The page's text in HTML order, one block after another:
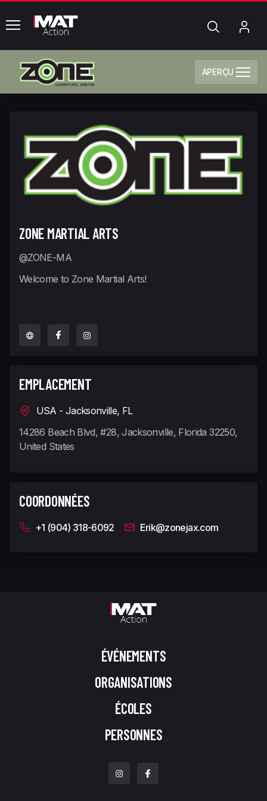
common.menu Chercher
APERÇU
ZONE MARTIAL ARTS
@ZONE-MA
Welcome to Zone Martial Arts!
EMPLACEMENT
USA - Jacksonville, FL
14286 Beach Blvd, #28, Jacksonville, Florida 32250,
United States
COORDONNÉES
+1 (904) 318-6092 Erik@zonejax.com
ÉVÉNEMENTS
ORGANISATIONS
ÉCOLES
PERSONNES